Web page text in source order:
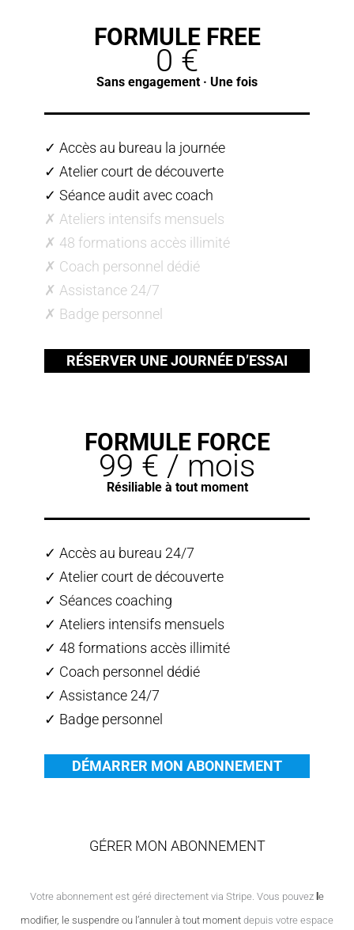
FORMULE FREE
0 €
Sans engagement · Une fois
✓ Accès au bureau la journée
✓ Atelier court de découverte
✓ Séance audit avec coach
✗ Ateliers intensifs mensuels
✗ 48 formations accès illimité
✗ Coach personnel dédié
✗ Assistance 24/7
✗ Badge personnel
RÉSERVER UNE JOURNÉE D’ESSAI
FORMULE FORCE
99 € / mois
Résiliable à tout moment
✓ Accès au bureau 24/7
✓ Atelier court de découverte
✓ Séances coaching
✓ Ateliers intensifs mensuels
✓ 48 formations accès illimité
✓ Coach personnel dédié
✓ Assistance 24/7
✓ Badge personnel
DÉMARRER MON ABONNEMENT
GÉRER MON ABONNEMENT
Votre abonnement est géré directement via Stripe. Vous pouvez e
modifier, le suspendre ou l’annuler à tout moment depuis votre espace